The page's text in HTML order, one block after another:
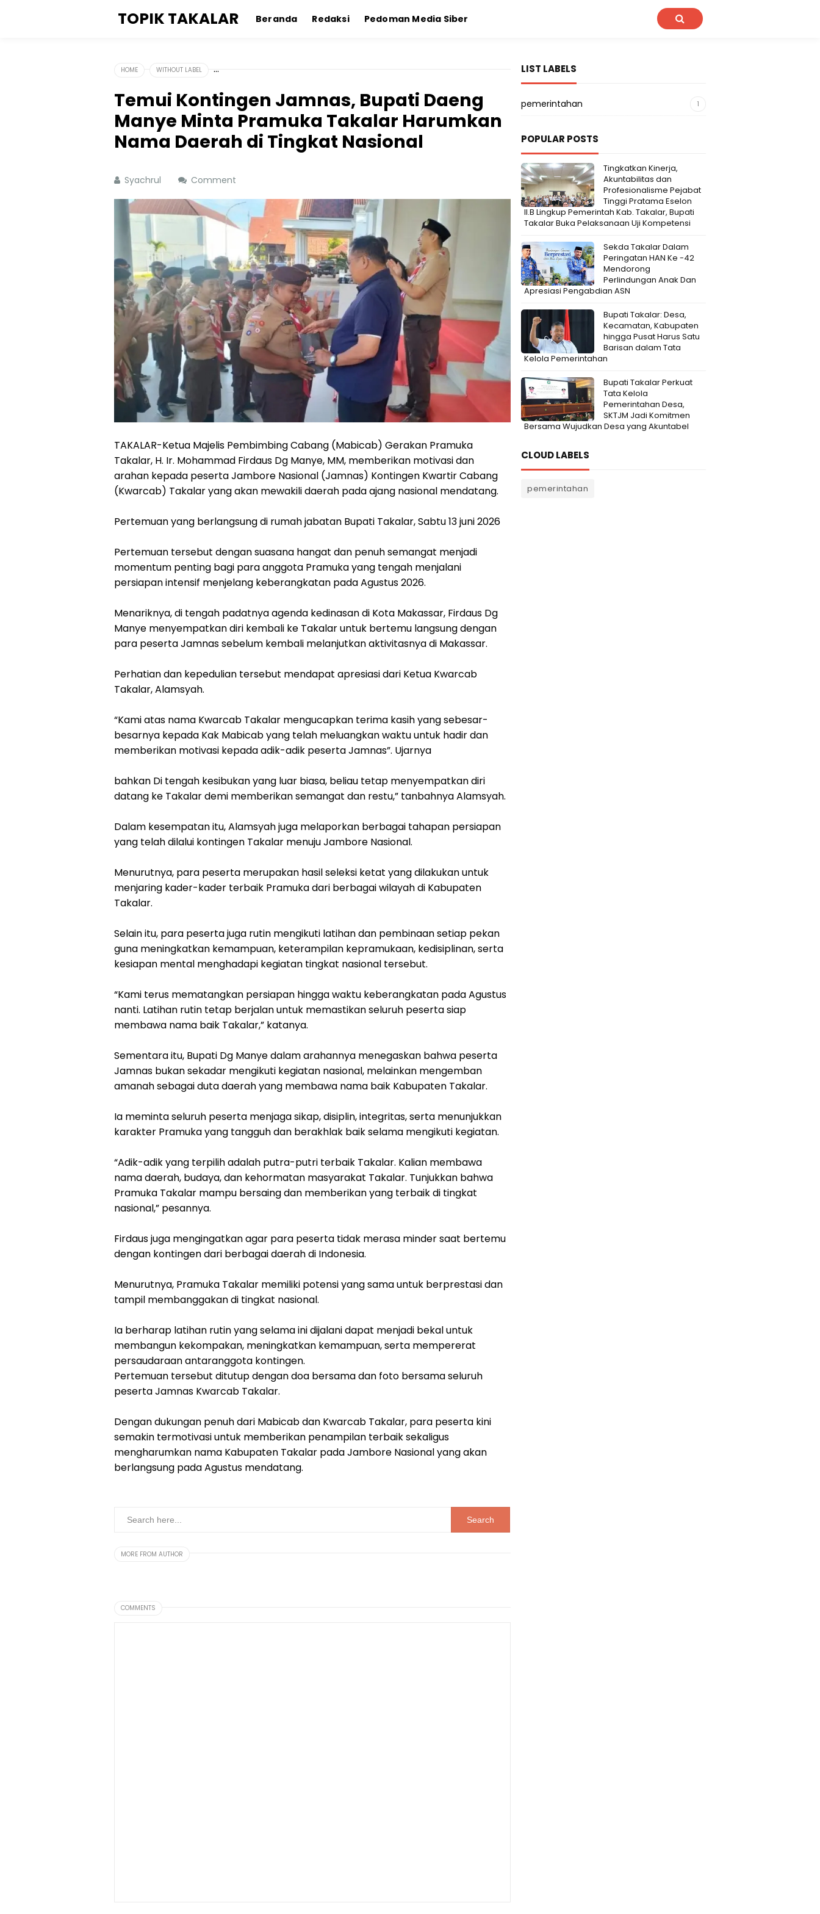
TOPIK TAKALAR Beranda Redaksi Pedoman Media Siber
HOME WITHOUT LABEL
Temui Kontingen Jamnas, Bupati Daeng
Manye Minta Pramuka Takalar Harumkan
Nama Daerah di Tingkat Nasional
Syachrul Comment
TAKALAR-Ketua Majelis Pembimbing Cabang (Mabicab) Gerakan Pramuka
Takalar, H. Ir. Mohammad Firdaus Dg Manye, MM, memberikan motivasi dan
arahan kepada peserta Jambore Nasional (Jamnas) Kontingen Kwartir Cabang
(Kwarcab) Takalar yang akan mewakili daerah pada ajang nasional mendatang.
Pertemuan yang berlangsung di rumah jabatan Bupati Takalar, Sabtu 13 juni 2026
Pertemuan tersebut dengan suasana hangat dan penuh semangat menjadi
momentum penting bagi para anggota Pramuka yang tengah menjalani
persiapan intensif menjelang keberangkatan pada Agustus 2026.
Menariknya, di tengah padatnya agenda kedinasan di Kota Makassar, Firdaus Dg
Manye menyempatkan diri kembali ke Takalar untuk bertemu langsung dengan
para peserta Jamnas sebelum kembali melanjutkan aktivitasnya di Makassar.
Perhatian dan kepedulian tersebut mendapat apresiasi dari Ketua Kwarcab
Takalar, Alamsyah.
“Kami atas nama Kwarcab Takalar mengucapkan terima kasih yang sebesar-
besarnya kepada Kak Mabicab yang telah meluangkan waktu untuk hadir dan
memberikan motivasi kepada adik-adik peserta Jamnas”. Ujarnya
bahkan Di tengah kesibukan yang luar biasa, beliau tetap menyempatkan diri
datang ke Takalar demi memberikan semangat dan restu,” tanbahnya Alamsyah.
Dalam kesempatan itu, Alamsyah juga melaporkan berbagai tahapan persiapan
yang telah dilalui kontingen Takalar menuju Jambore Nasional.
Menurutnya, para peserta merupakan hasil seleksi ketat yang dilakukan untuk
menjaring kader-kader terbaik Pramuka dari berbagai wilayah di Kabupaten
Takalar.
Selain itu, para peserta juga rutin mengikuti latihan dan pembinaan setiap pekan
guna meningkatkan kemampuan, keterampilan kepramukaan, kedisiplinan, serta
kesiapan mental menghadapi kegiatan tingkat nasional tersebut.
“Kami terus mematangkan persiapan hingga waktu keberangkatan pada Agustus
nanti. Latihan rutin tetap berjalan untuk memastikan seluruh peserta siap
membawa nama baik Takalar,” katanya.
Sementara itu, Bupati Dg Manye dalam arahannya menegaskan bahwa peserta
Jamnas bukan sekadar mengikuti kegiatan nasional, melainkan mengemban
amanah sebagai duta daerah yang membawa nama baik Kabupaten Takalar.
Ia meminta seluruh peserta menjaga sikap, disiplin, integritas, serta menunjukkan
karakter Pramuka yang tangguh dan berakhlak baik selama mengikuti kegiatan.
“Adik-adik yang terpilih adalah putra-putri terbaik Takalar. Kalian membawa
nama daerah, budaya, dan kehormatan masyarakat Takalar. Tunjukkan bahwa
Pramuka Takalar mampu bersaing dan memberikan yang terbaik di tingkat
nasional,” pesannya.
Firdaus juga mengingatkan agar para peserta tidak merasa minder saat bertemu
dengan kontingen dari berbagai daerah di Indonesia.
Menurutnya, Pramuka Takalar memiliki potensi yang sama untuk berprestasi dan
tampil membanggakan di tingkat nasional.
Ia berharap latihan rutin yang selama ini dijalani dapat menjadi bekal untuk
membangun kekompakan, meningkatkan kemampuan, serta mempererat
persaudaraan antaranggota kontingen.
Pertemuan tersebut ditutup dengan doa bersama dan foto bersama seluruh
peserta Jamnas Kwarcab Takalar.
Dengan dukungan penuh dari Mabicab dan Kwarcab Takalar, para peserta kini
semakin termotivasi untuk memberikan penampilan terbaik sekaligus
mengharumkan nama Kabupaten Takalar pada Jambore Nasional yang akan
berlangsung pada Agustus mendatang.
MORE FROM AUTHOR
COMMENTS
LIST LABELS
pemerintahan 1
POPULAR POSTS
Tingkatkan Kinerja,
Akuntabilitas dan
Profesionalisme Pejabat
Tinggi Pratama Eselon
II.B Lingkup Pemerintah Kab. Takalar, Bupati
Takalar Buka Pelaksanaan Uji Kompetensi
Sekda Takalar Dalam
Peringatan HAN Ke -42
Mendorong
Perlindungan Anak Dan
Apresiasi Pengabdian ASN
Bupati Takalar: Desa,
Kecamatan, Kabupaten
hingga Pusat Harus Satu
Barisan dalam Tata
Kelola Pemerintahan
Bupati Takalar Perkuat
Tata Kelola
Pemerintahan Desa,
SKTJM Jadi Komitmen
Bersama Wujudkan Desa yang Akuntabel
CLOUD LABELS
pemerintahan